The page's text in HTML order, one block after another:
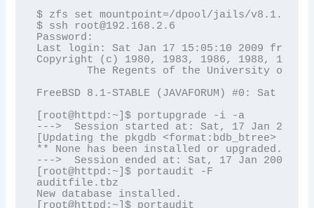
$ zfs set mountpoint=/dpool/jails/v8.1.0/
$ ssh root@192.168.2.6
Password:
Last login: Sat Jan 17 15:05:10 2009 from
Copyright (c) 1980, 1983, 1986, 1988, 1990,
The Regents of the University of
FreeBSD 8.1-STABLE (JAVAFORUM) #0: Sat
[root@httpd:~]$ portupgrade -i -a
--->  Session started at: Sat, 17 Jan 2009
[Updating the pkgdb <format:bdb_btree>
** None has been installed or upgraded.
--->  Session ended at: Sat, 17 Jan 2009
[root@httpd:~]$ portaudit -F
auditfile.tbz
New database installed.
[root@httpd:~]$ portaudit